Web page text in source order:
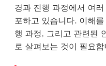
경과 진행 과정에서 여
포하고 있습니다. 이해
행 과정, 그리고 관련된
로 살펴보는 것이 필요합